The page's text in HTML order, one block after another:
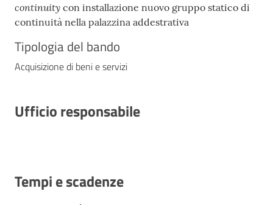
continuity con installazione nuovo gruppo statico di
continuità nella palazzina addestrativa
Tipologia del bando
Acquisizione di beni e servizi
Ufficio responsabile
Tempi e scadenze